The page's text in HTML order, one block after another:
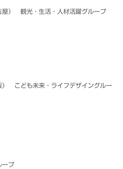
屋） 観光・生活・人材活躍グループ
） こども未来・ライフデザイングルー
プ